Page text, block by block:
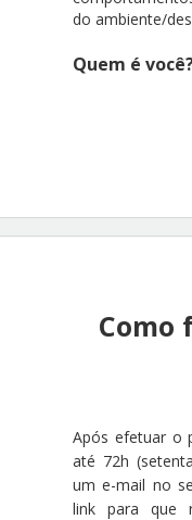
do ambiente/
Quem é
Como
Após efetuar o
até 72h
um e-mail no
link para que